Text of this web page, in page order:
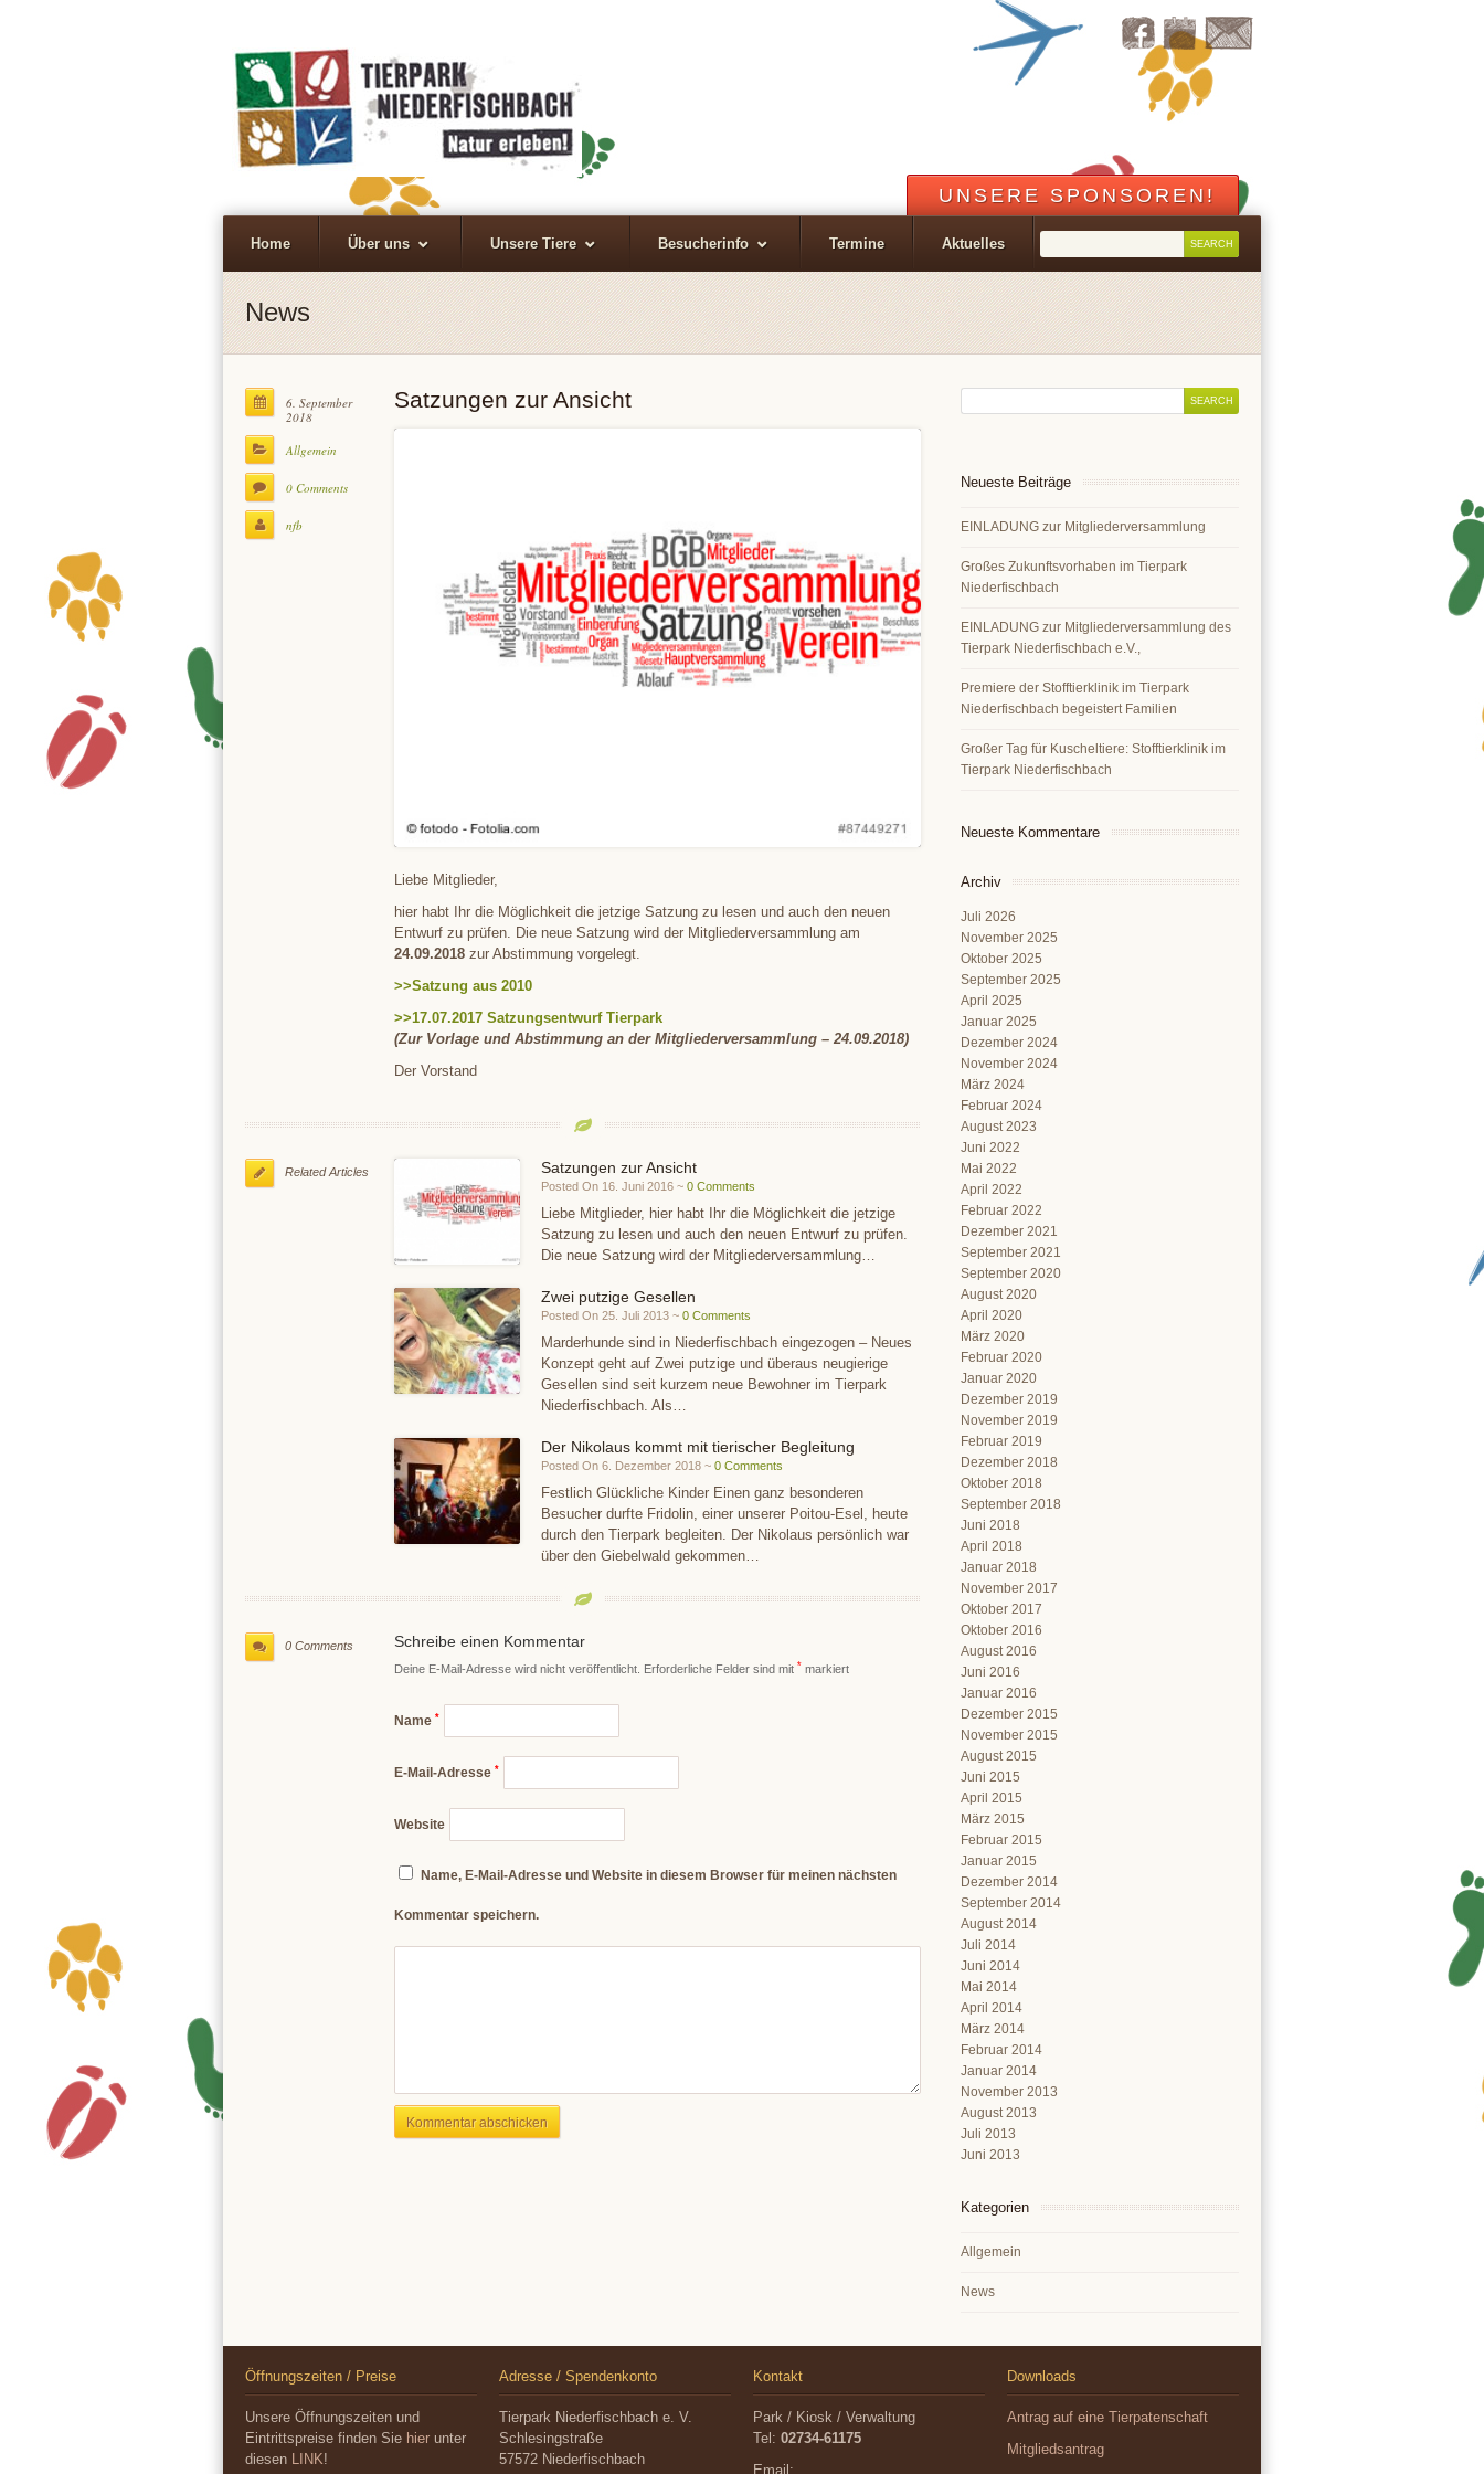
UNSERE SPONSOREN!
Home Über uns Unsere Tiere Besucherinfo Termine Aktuelles
News
6. September
2018
Allgemein
0 Comments
nfb
Satzungen zur Ansicht
Liebe Mitglieder,
hier habt Ihr die Möglichkeit die jetzige Satzung zu lesen und auch den neuen
Entwurf zu prüfen. Die neue Satzung wird der Mitgliederversammlung am
24.09.2018zur Abstimmung vorgelegt.
>>Satzung aus 2010
>>17.07.2017 Satzungsentwurf Tierpark
(Zur Vorlage und Abstimmung an der Mitgliederversammlung – 24.09.2018)
Der Vorstand
Related Articles Satzungen zur Ansicht
Posted On 16. Juni 2016 ~0 Comments
Liebe Mitglieder, hier habt Ihr die Möglichkeit die jetzige
Satzung zu lesen und auch den neuen Entwurf zu prüfen.
Die neue Satzung wird der Mitgliederversammlung…
Zwei putzige Gesellen
Posted On 25. Juli 2013 ~0 Comments
Marderhunde sind in Niederfischbach eingezogen – Neues
Konzept geht auf Zwei putzige und überaus neugierige
Gesellen sind seit kurzem neue Bewohner im Tierpark
Niederfischbach. Als…
Der Nikolaus kommt mit tierischer Begleitung
Posted On 6. Dezember 2018 ~0 Comments
Festlich Glückliche Kinder Einen ganz besonderen
Besucher durfte Fridolin, einer unserer Poitou-Esel, heute
durch den Tierpark begleiten. Der Nikolaus persönlich war
über den Giebelwald gekommen…
0 Comments Schreibe einen Kommentar
Deine E-Mail-Adresse wird nicht veröffentlicht. Erforderliche Felder sind mit * markiert
Name *
E-Mail-Adresse *
Website
Name, E-Mail-Adresse und Website in diesem Browser für meinen nächsten
Kommentar speichern.
Neueste Beiträge
EINLADUNG zur Mitgliederversammlung
Großes Zukunftsvorhaben im Tierpark
Niederfischbach
EINLADUNG zur Mitgliederversammlung des
Tierpark Niederfischbach e.V.,
Premiere der Stofftierklinik im Tierpark
Niederfischbach begeistert Familien
Großer Tag für Kuscheltiere: Stofftierklinik im
Tierpark Niederfischbach
Neueste Kommentare
Archiv
Juli 2026
November 2025
Oktober 2025
September 2025
April 2025
Januar 2025
Dezember 2024
November 2024
März 2024
Februar 2024
August 2023
Juni 2022
Mai 2022
April 2022
Februar 2022
Dezember 2021
September 2021
September 2020
August 2020
April 2020
März 2020
Februar 2020
Januar 2020
Dezember 2019
November 2019
Februar 2019
Dezember 2018
Oktober 2018
September 2018
Juni 2018
April 2018
Januar 2018
November 2017
Oktober 2017
Oktober 2016
August 2016
Juni 2016
Januar 2016
Dezember 2015
November 2015
August 2015
Juni 2015
April 2015
März 2015
Februar 2015
Januar 2015
Dezember 2014
September 2014
August 2014
Juli 2014
Juni 2014
Mai 2014
April 2014
März 2014
Februar 2014
Januar 2014
November 2013
August 2013
Juli 2013
Juni 2013
Kategorien
Allgemein
News
Öffnungszeiten / Preise
Unsere Öffnungszeiten und
Eintrittspreise finden Sie hier unter
diesen LINK!
Adresse / Spendenkonto
Tierpark Niederfischbach e. V.
Schlesingstraße
57572 Niederfischbach
Kontakt
Park / Kiosk / Verwaltung
Tel: 02734-61175
Email:
Downloads
Antrag auf eine Tierpatenschaft
Mitgliedsantrag